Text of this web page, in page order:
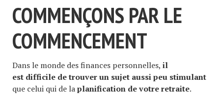
COMMENÇONS PAR LE
COMMENCEMENT
Dans le monde des finances personnelles, il
est difficile de trouver un sujet aussi peu stimulant
que celui qui de laplanification de votre retraite.